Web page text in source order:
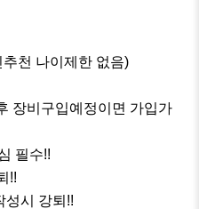
천 나이제한 없음)
장비구입예정이면 가입가
필수!!
!!
성시 강퇴!!